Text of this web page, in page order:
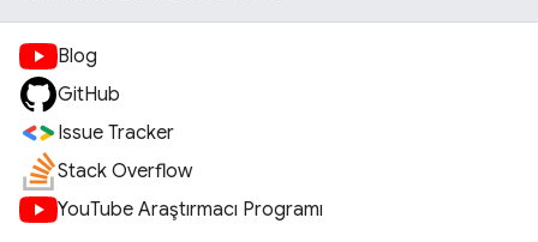
Blog
GitHub
Issue Tracker
Stack Overflow
YouTube Araştırmacı Programı